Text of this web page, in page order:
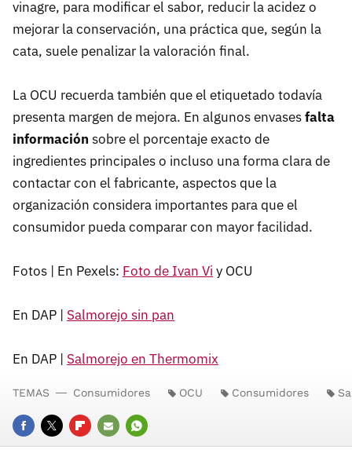
vinagre, para modificar el sabor, reducir la acidez o
mejorar la conservación, una práctica que, según la
cata, suele penalizar la valoración final.
La OCU recuerda también que el etiquetado todavía
presenta margen de mejora. En algunos envasesfalta
información sobre el porcentaje exacto de
ingredientes principales o incluso una forma clara de
contactar con el fabricante, aspectos que la
organización considera importantes para que el
consumidor pueda comparar con mayor facilidad.
Fotos | En Pexels: Foto de Ivan Vi y OCU
En DAP | Salmorejo sin pan
En DAP | Salmorejo en Thermomix
FACEBOOK
TWITTERFLIPBOARD
E- WHATSAPP
TEMAS Consumidores OCU Consumidores